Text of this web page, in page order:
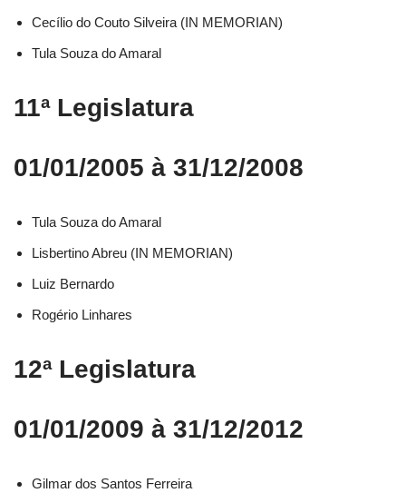
Cecílio do Couto Silveira (IN MEMORIAN)
Tula Souza do Amaral
11ª Legislatura
01/01/2005 à 31/12/2008
Tula Souza do Amaral
Lisbertino Abreu (IN MEMORIAN)
Luiz Bernardo
Rogério Linhares
12ª Legislatura
01/01/2009 à 31/12/2012
Gilmar dos Santos Ferreira